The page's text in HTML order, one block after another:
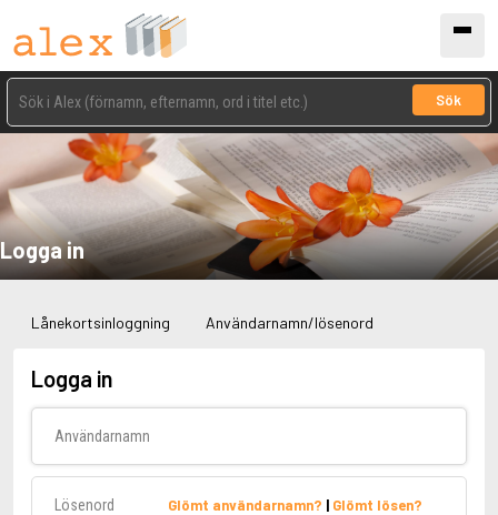
Sök
Logga in
Lånekortsinloggning Användarnamn/lösenord
Logga in
Glömt användarnamn? | Glömt lösen?